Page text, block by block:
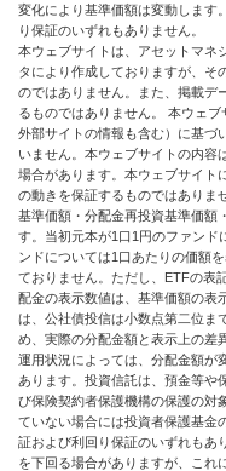
変化により基準価額は変動します
り保証のいずれもありません。
本ウェブサイトは、アセットマネ
タにより作成しておりますが、そ
のではありません。また、掲載デ
るものではありません。 本ウェ
外部サイトの情報も含む）に基づ
いません。本ウェブサイトの内容
場合があります。本ウェブサイト
の動きを保証するものではありま
基準価額・分配金再投資基準価額
す。当初元本が1口1円のファンド
ンドについては1口あたりの価額
ておりません。ただし、ETFの表
配金の表示数値は、基準価額の表
は、公社債投信は小数点第二位ま
め、実際の分配金額と表示上の差
運用状況によっては、分配金額が
あります。投資信託は、預金等や
び保険契約者保護機構の保護の対
ていない場合には投資者保護基金
証および利回り保証のいずれもあ
を下回る場合がありますが、これ